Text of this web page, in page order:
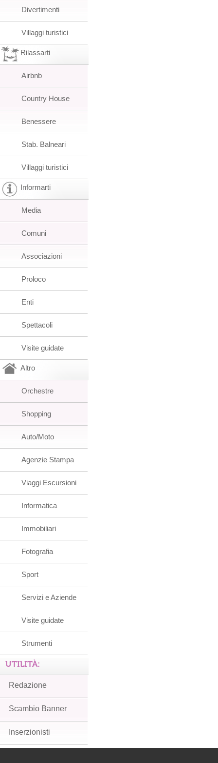
Divertimenti
Villaggi turistici
Rilassarti
Airbnb
Country House
Benessere
Stab. Balneari
Villaggi turistici
Informarti
Media
Comuni
Associazioni
Proloco
Enti
Spettacoli
Visite guidate
Altro
Orchestre
Shopping
Auto/Moto
Agenzie Stampa
Viaggi Escursioni
Informatica
Immobiliari
Fotografia
Sport
Servizi e Aziende
Visite guidate
Strumenti
UTILITÀ:
Redazione
Scambio Banner
Inserzionisti